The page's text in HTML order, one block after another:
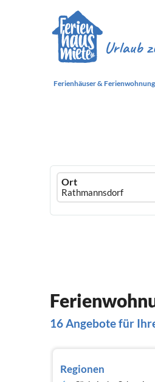
Ferienhäuser &
Ferienhausmiete
logo
Ort
16 Angebote für
Regionen